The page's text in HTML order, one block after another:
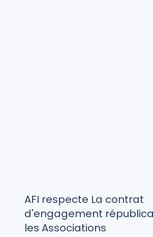
AFI respecte La contrat
d'engagement
les Associations